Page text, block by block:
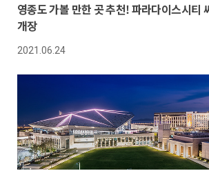
영종도 가볼 만한 곳 추천! 파라다이스시티
개장
2021.06.24